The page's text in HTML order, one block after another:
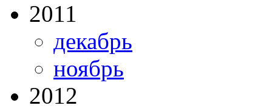
2011
декабрь
ноябрь
2012